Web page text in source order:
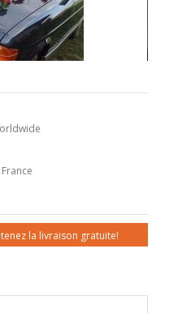
la livraison gratuite!